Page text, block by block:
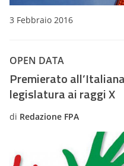
3 Febbraio 2016
OPEN DATA
Premierato
legislatura ai raggi X
di Redazione FPA